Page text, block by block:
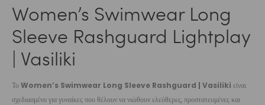
Women’s Swimwear Long
Sleeve Rashguard Lightplay
| Vasiliki
ΤοWomen’s Swimwear Long Sleeve Rashguard | Vasiliki είναι
σχεδιασμένο για γυναίκες που θέλουν να νιώθουν ελεύθερες, προστατευμένες και